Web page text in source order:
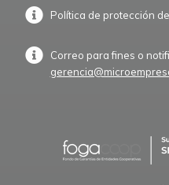
Política de protección
Correo para fines o